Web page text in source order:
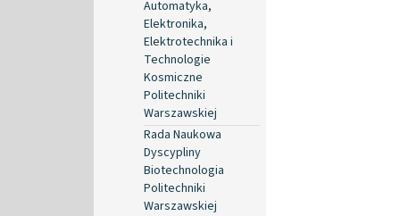
Automatyka,
Elektronika,
Elektrotechnika i
Technologie
Kosmiczne
Politechniki
Warszawskiej
Rada Naukowa
Dyscypliny
Biotechnologia
Politechniki
Warszawskiej